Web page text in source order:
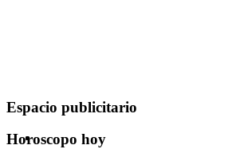
Espacio publicitario
Horoscopo hoy